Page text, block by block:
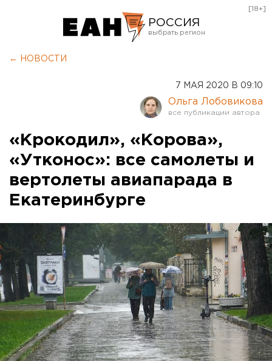
РОССИЯ
Курган
Оренбург
[18+]
← НОВОСТИ
7 МАЯ 2020 В 09:10
Ольга Лобовикова
«Крокодил», «Корова»,
«Утконос»: все самолеты и
вертолеты авиапарада в
Екатеринбурге